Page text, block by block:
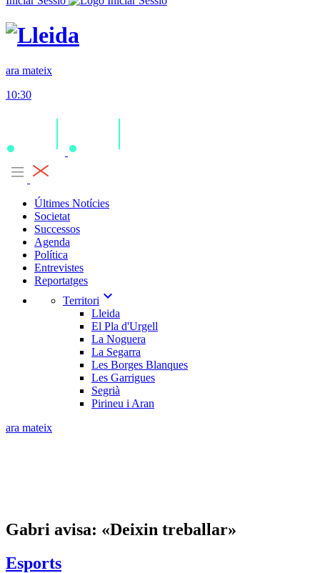
ara mateix
10:30
Últimes Notícies
Societat
Successos
Agenda
Política
Entrevistes
Reportatges
Territori expand_more
Lleida
El Pla d'Urgell
La Noguera
La Segarra
Les Borges Blanques
Les Garrigues
Segrià
Pirineu i Aran
ara mateix
Gabri avisa: «Deixin treballar»
Esports